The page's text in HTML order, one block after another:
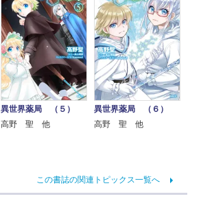
異世界薬局 （５）
高野 聖 他
異世界薬局 （６）
高野 聖 他
この書誌の関連トピックス一覧へ